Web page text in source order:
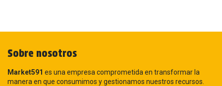
Sobre nosotros
Market591 es una empresa comprometida en transformar la
manera en que consumimos y gestionamos nuestros recursos.